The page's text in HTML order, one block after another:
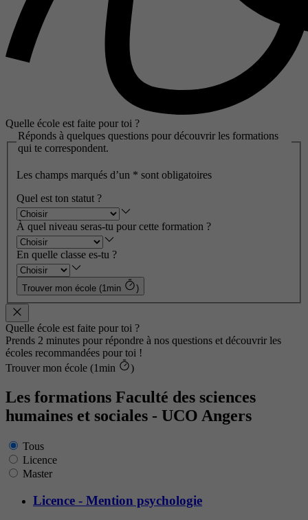
Quelle école est faite pour toi ?
Réponds à quelques questions pour découvrir les formations
qui te correspondent.
Les champs marqués d’un * sont obligatoires
Quel est ton statut ?
À quel niveau seras-tu pour cette formation ?
En quelle classe es-tu ?
Trouver mon école (1min )
Quelle école est faite pour toi ?
Prends 2 minutes pour répondre à nos questions et découvrir les
écoles recommandées pour toi !
Trouver mon école (1min
)
Les formations Faculté des sciences
humaines et sociales - UCO Angers
Tous
Licence
Master
Licence - Mention psychologie